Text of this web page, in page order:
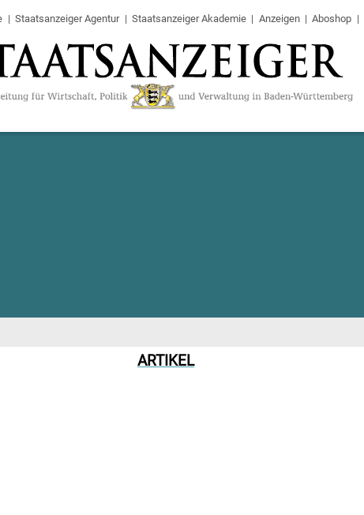
Staatsanzeiger Agentur Staatsanzeiger Akademie Anzeigen Aboshop
ARTIKEL